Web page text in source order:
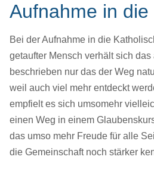
Aufnahme in die
Bei der Aufnahme in die
getaufter Mensch verhält sich
beschrieben nur das der Weg
weil auch viel mehr entdeckt
empfielt es sich umsomehr
einen Weg in einem
das umso mehr Freude für alle
die Gemeinschaft noch stärker